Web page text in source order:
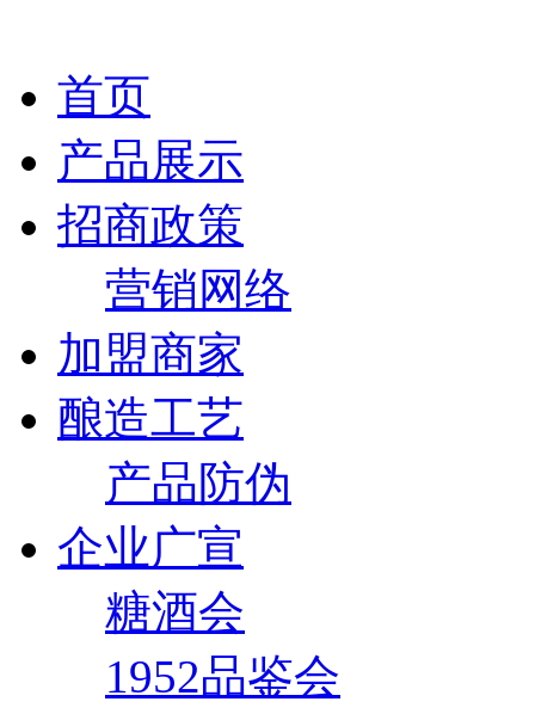
首页
产品展示
招商政策
营销网络
加盟商家
酿造工艺
产品防伪
企业广宣
糖酒会
1952品鉴会